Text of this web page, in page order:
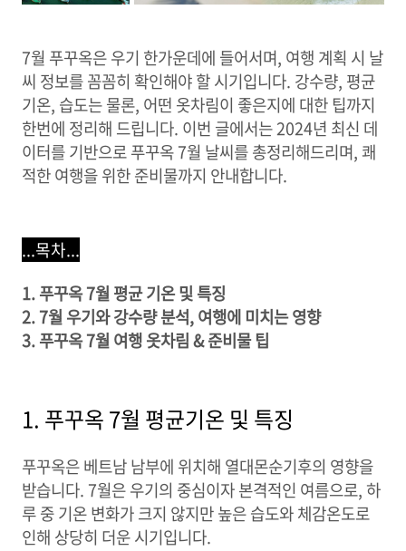
7월 푸꾸옥은 우기 한가운데에 들어서며, 여행 계획 시 날
씨 정보를 꼼꼼히 확인해야 할 시기입니다. 강수량, 평균
기온, 습도는 물론, 어떤 옷차림이 좋은지에 대한 팁까지
한번에 정리해 드립니다. 이번 글에서는 2024년 최신 데
이터를 기반으로 푸꾸옥 7월 날씨를 총정리해드리며, 쾌
적한 여행을 위한 준비물까지 안내합니다.
...목차...
1. 푸꾸옥 7월 평균 기온 및 특징
2. 7월 우기와 강수량 분석, 여행에 미치는 영향
3. 푸꾸옥 7월 여행 옷차림 & 준비물 팁
1. 푸꾸옥 7월 평균기온 및 특징
푸꾸옥은 베트남 남부에 위치해 열대몬순기후의 영향을
받습니다. 7월은 우기의 중심이자 본격적인 여름으로, 하
루 중 기온 변화가 크지 않지만 높은 습도와 체감온도로
인해 상당히 더운 시기입니다.